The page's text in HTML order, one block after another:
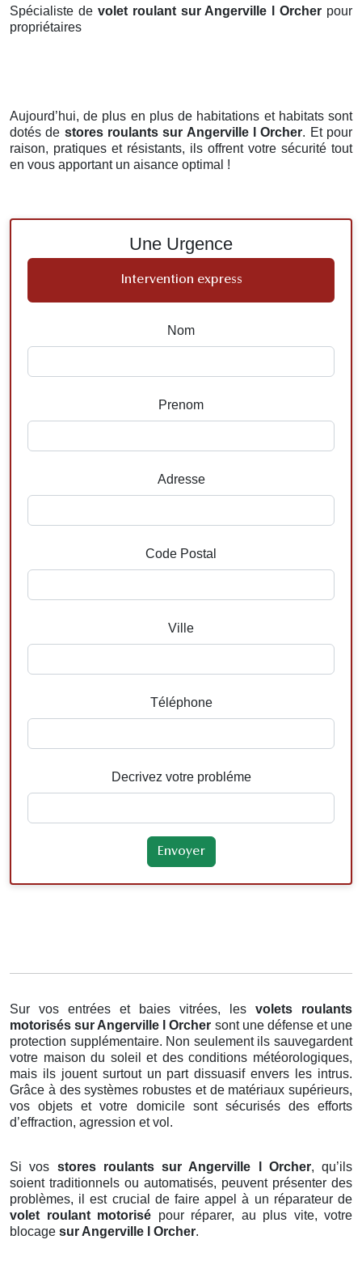
Spécialiste de volet roulant sur Angerville l Orcher pour
propriétaires
Aujourd’hui, de plus en plus de habitations et habitats sont
dotés de stores roulants sur Angerville l Orcher. Et pour
raison, pratiques et résistants, ils offrent votre sécurité tout
en vous apportant un aisance optimal !
Une Urgence
Intervention express
Nom
Prenom
Adresse
Code Postal
Ville
Téléphone
Decrivez votre probléme
Sur vos entrées et baies vitrées, les volets roulants
motorisés sur Angerville l Orcher sont une défense et une
protection supplémentaire. Non seulement ils sauvegardent
votre maison du soleil et des conditions météorologiques,
mais ils jouent surtout un part dissuasif envers les intrus.
Grâce à des systèmes robustes et de matériaux supérieurs,
vos objets et votre domicile sont sécurisés des efforts
d’effraction, agression et vol.
Si vos stores roulants sur Angerville l Orcher, qu’ils
soient traditionnels ou automatisés, peuvent présenter des
problèmes, il est crucial de faire appel à un réparateur de
volet roulant motorisé pour réparer, au plus vite, votre
blocage sur Angerville l Orcher.